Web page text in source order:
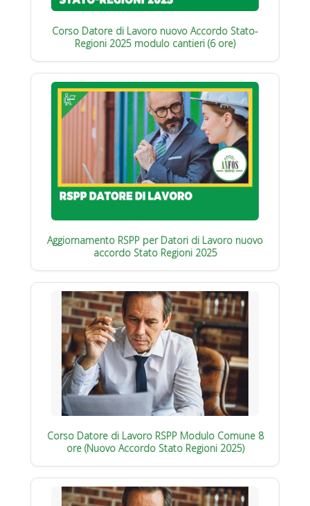
Corso Datore di Lavoro nuovo Accordo Stato-
Regioni 2025 modulo cantieri (6 ore)
Aggiornamento RSPP per Datori di Lavoro nuovo
accordo Stato Regioni 2025
Corso Datore di Lavoro RSPP Modulo Comune 8
ore (Nuovo Accordo Stato Regioni 2025)